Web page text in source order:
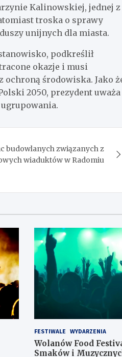
Kalinowskiej, jednej z
troska o sprawy
unijnych dla miasta.
podkreślił
okazje i musi
środowiska. Jako
2050, prezydent uważa
budowlanych związanych z
wiaduktów w Radomiu
FESTIWALE WYDARZENIA
Wolanów Food
Smaków i